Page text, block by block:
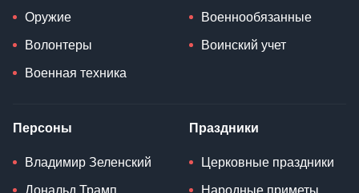
Оружие
Волонтеры
Военная техника
Военнообязанные
Воинский учет
Персоны
Владимир Зеленский
Праздники
Церковные праздники